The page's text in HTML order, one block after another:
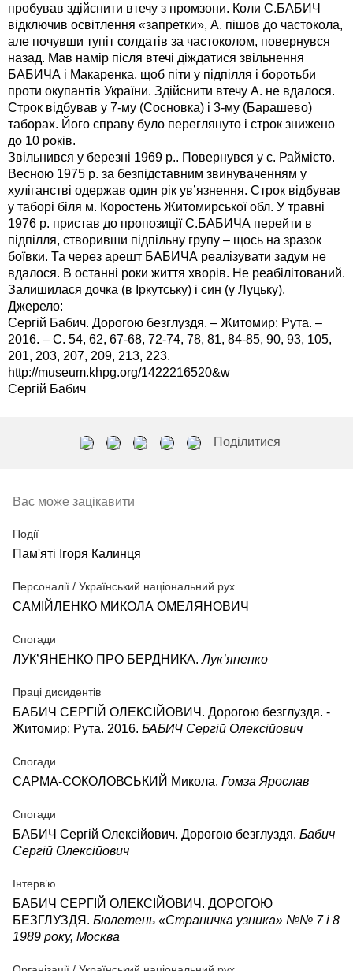
пробував здійснити втечу з промзони. Коли С.БАБИЧ
відключив освітлення «запретки», А. пішов до частокола,
але почувши тупіт солдатів за частоколом, повернувся
назад. Мав намір після втечі діждатися звільнення
БАБИЧА і Макаренка, щоб піти у підпілля і боротьби
проти окупантів України. Здійснити втечу А. не вдалося.
Строк відбував у 7-му (Сосновка) і 3-му (Барашево)
таборах. Його справу було переглянуто і строк знижено
до 10 років.
Звільнився у березні 1969 р.. Повернувся у с. Раймісто.
Весною 1975 р. за безпідставним звинуваченням у
хуліганстві одержав один рік ув’язнення. Строк відбував
у таборі біля м. Коростень Житомирської обл. У травні
1976 р. пристав до пропозиції С.БАБИЧА перейти в
підпілля, створивши підпільну групу – щось на зразок
боївки. Та через арешт БАБИЧА реалізувати задум не
вдалося. В останні роки життя хворів. Не реабілітований.
Залишилася дочка (в Іркутську) і син (у Луцьку).
Джерело:
Сергій Бабич. Дорогою безглуздя. – Житомир: Рута. –
2016. – С. 54, 62, 67-68, 72-74, 78, 81, 84-85, 90, 93, 105,
201, 203, 207, 209, 213, 223.
http://museum.khpg.org/1422216520&w
Сергій Бабич
Поділитися
Вас може зацікавити
Події
Пам'яті Ігоря Калинця
Персоналії / Український національний рух
САМІЙЛЕНКО МИКОЛА ОМЕЛЯНОВИЧ
Спогади
ЛУК’ЯНЕНКО ПРО БЕРДНИКА.Лук’яненко
Праці дисидентів
БАБИЧ СЕРГІЙ ОЛЕКСІЙОВИЧ. Дорогою безглуздя. -
Житомир: Рута. 2016. БАБИЧ Сергій Олексійович
Спогади
САРМА-СОКОЛОВСЬКИЙ Микола. Гомза Ярослав
Спогади
БАБИЧ Сергій Олексійович. Дорогою безглуздя. Бабич
Сергій Олексійович
Інтерв’ю
БАБИЧ СЕРГІЙ ОЛЕКСІЙОВИЧ. ДОРОГОЮ
БЕЗГЛУЗДЯ. Бюлетень «Страничка узника» №№ 7 і 8
1989 року, Москва